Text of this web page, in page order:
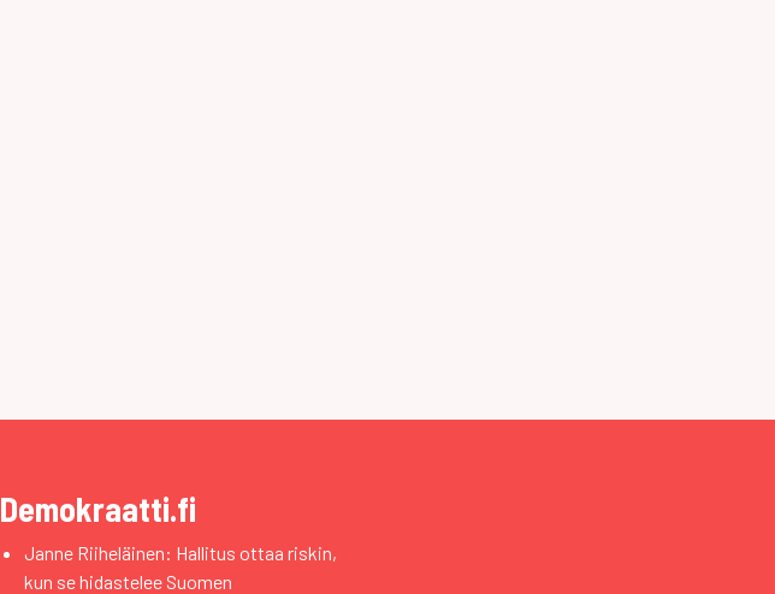
Demokraatti.fi
Janne Riiheläinen: Hallitus ottaa riskin,
kun se hidastelee Suomen